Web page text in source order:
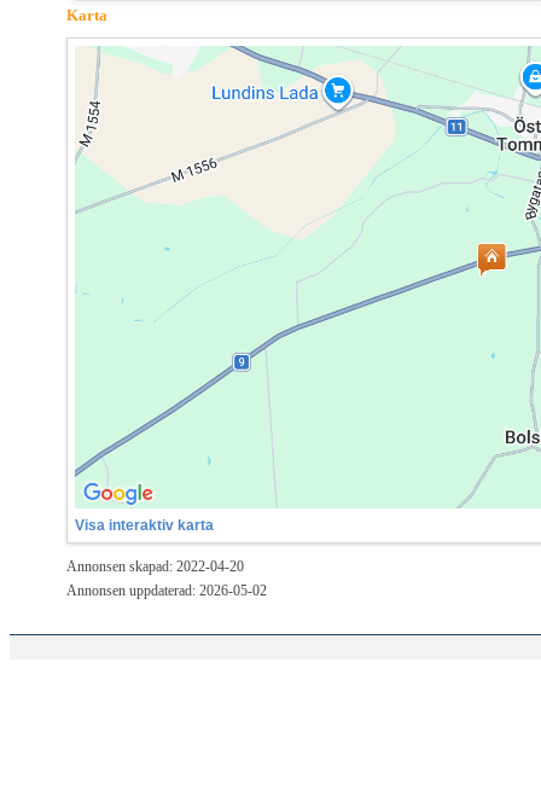
Karta
Visa interaktiv karta
Annonsen skapad: 2022-04-20
Annonsen uppdaterad: 2026-05-02